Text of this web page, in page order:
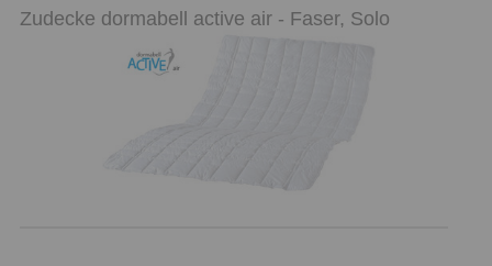
Zudecke dormabell active air - Faser, Solo